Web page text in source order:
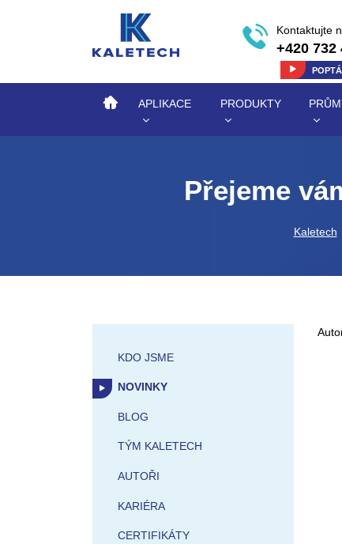
Kontaktujte
+420 732
APLIKACE PRODUKTY
Přejeme
Kaletech
KDO JSME
NOVINKY
BLOG
TÝM KALETECH
AUTOŘI
KARIÉRA
CERTIFIKÁTY